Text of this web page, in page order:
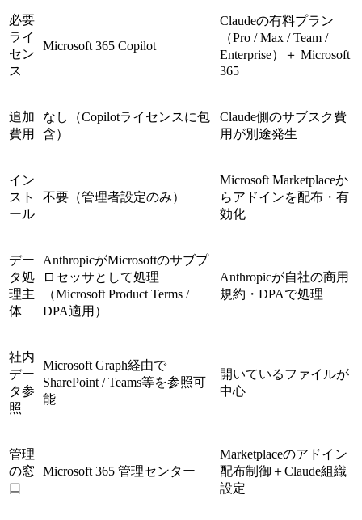
必要
ライ
セン
ス
Microsoft 365 Copilot
Claudeの有料プラン
（Pro / Max / Team /
Enterprise）＋ Microsoft
365
追加
費用
なし（Copilotライセンスに包
含）
Claude側のサブスク費
用が別途発生
イン
スト
ール
不要（管理者設定のみ）
Microsoft Marketplaceか
らアドインを配布・有
効化
デー
タ処
理主
体
AnthropicがMicrosoftのサブプ
ロセッサとして処理
（Microsoft Product Terms /
DPA適用）
Anthropicが自社の商用
規約・DPAで処理
社内
デー
タ参
照
Microsoft Graph経由で
SharePoint / Teams等を参照可
能
開いているファイルが
中心
管理
の窓
口
Microsoft 365 管理センター
Marketplaceのアドイン
配布制御＋Claude組織
設定